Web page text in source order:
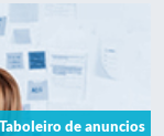
Taboleiro de anuncios